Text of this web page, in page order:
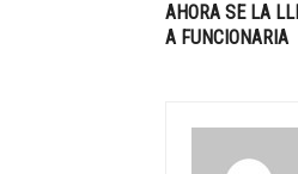
AHORA SE LA
A FUNCIONARIA